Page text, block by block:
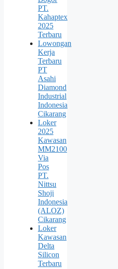
PT.
Kahaptex
2025
Terbaru
Lowongan
Kerja
Terbaru
PT
Asahi
Diamond
Industrial
Indonesia
Cikarang
Loker
2025
Kawasan
MM2100
Via
Pos
PT.
Nittsu
Shoji
Indonesia
(ALOZ)
Cikarang
Loker
Kawasan
Delta
Silicon
Terbaru